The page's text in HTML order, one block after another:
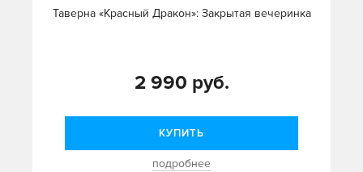
Таверна «Красный Дракон»: Закрытая вечеринка
2 990 руб.
КУПИТЬ
подробнее